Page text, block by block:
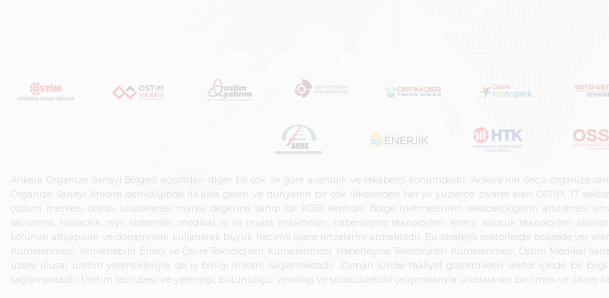
Ankara Organize Sanayi Bölgesi açısından diğer bir çok ile göre avantajlı ve rekabetçi konumdadır. Ankara’nın öncü organize
Organize Sanayi Ankara denildiğinde ilk akla gelen ve dünyanın bir çok ülkesinden her yıl yüzlerce ziyaret alan OSTİM, 17
çözüm merkezi olarak uluslararası marka değerine sahip bir KOBİ kentidir. Bölge işletmelerinin rekabetçiliğinin artırılması
savunma, havacılık, raylı sistemler, medikal, iş ve inşaat makineleri, haberleşme teknolojileri, enerji, kauçuk teknolojileri
kolunun altyapısını ve donanımını kullanarak büyük hacimli işlere imzalarını atmaktadır. Bu stratejik sektörlerde bölgede yer
Kümelenmesi, Yenilenebilir Enerji ve Çevre Teknolojileri Kümelenmesi, Haberleşme Teknolojileri Kümelenmesi, Ostim Medikal
üzere ulusal üretim yetenekleriyle de iş birliği imkanı sağlamaktadır. Zaman içinde faaliyet gösterdikleri sektör içinde bir
sağlamaktadır. Üretim tecrübesi ve yeteneği; bütünlükçü, yenilikçi ve sürdürülebilir çalışmalarıyla uluslararası bir örnek ve ilham